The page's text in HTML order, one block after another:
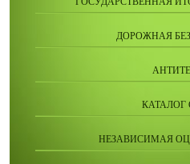
ДОРОЖНАЯ
КАТАЛОГ
НЕЗАВИСИМАЯ